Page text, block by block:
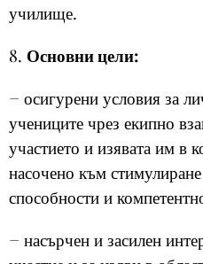
училище.
8. Основни цели:
− осигурени условия за
учениците чрез екипно
участието и изявата им в
насочено към
способности и
− насърчен и засилен